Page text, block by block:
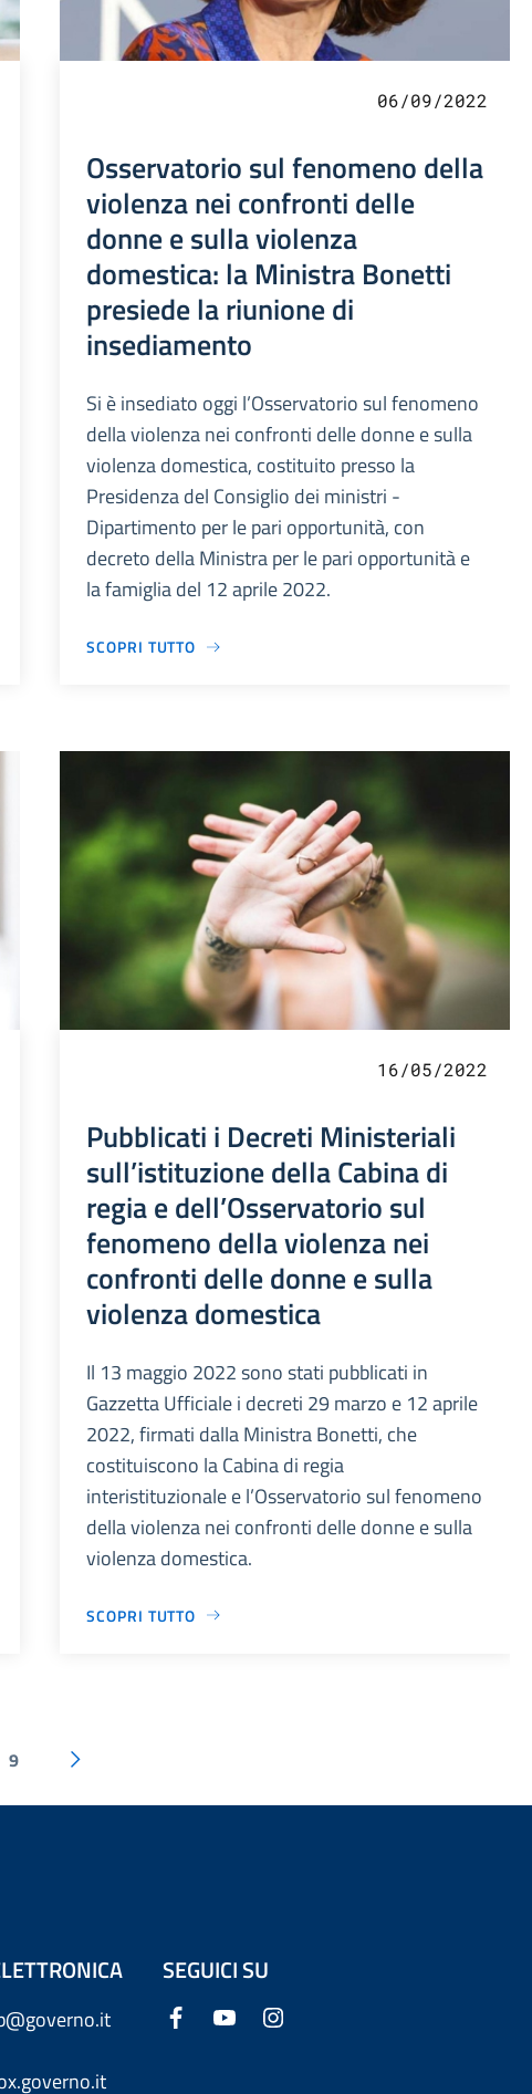
06/09/2022
Osservatorio sul fenomeno della
violenza nei confronti delle
donne e sulla violenza
domestica: la Ministra Bonetti
presiede la riunione di
insediamento
Si è insediato oggi l’Osservatorio sul fenomeno
della violenza nei confronti delle donne e sulla
violenza domestica, costituito presso la
Presidenza del Consiglio dei ministri -
Dipartimento per le pari opportunità, con
decreto della Ministra per le pari opportunità e
la famiglia del 12 aprile 2022.
SCOPRI TUTTO
16/05/2022
Pubblicati i Decreti Ministeriali
sull’istituzione della Cabina di
regia e dell’Osservatorio sul
fenomeno della violenza nei
confronti delle donne e sulla
violenza domestica
Il 13 maggio 2022 sono stati pubblicati in
Gazzetta Ufficiale i decreti 29 marzo e 12 aprile
2022, firmati dalla Ministra Bonetti, che
costituiscono la Cabina di regia
interistituzionale e l’Osservatorio sul fenomeno
della violenza nei confronti delle donne e sulla
violenza domestica.
SCOPRI TUTTO
9
SEGUICI SU